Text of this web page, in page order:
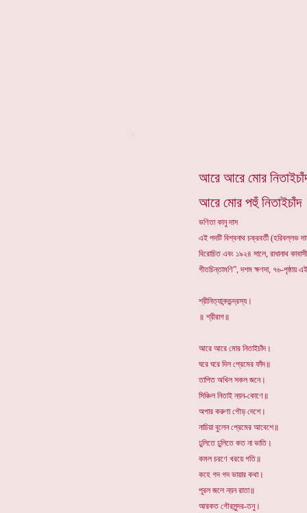
আরে আরে মোর
আরে মোর পহুঁ নিতাইচাঁদ
ভণিতা কানু দাস
এই পদটি বিশ্বনাথ চক্রবর্তী (হরিবল্লভ
বিরোচিত এবং ১৯২৪ সালে, রাধানাথ
গীতচিন্তামণি”, দশম ক্ষণদা, ৭৬-পৃষ্ঠায়
শ্রীনিত্যানন্দচন্দ্রস্য।
॥ শ্রীরাগ॥
আরে আরে মোর নিতাইচাঁদ।
ঘরে ঘরে দিল প্রেমের ফাঁদ॥
তাপিত অখিল সকল জনে।
সিঞ্চিল নিতাই নয়ন-কোণে॥
অপার করুণা গৌড় দেশে।
নাচিয়া বুলেন প্রেমের আবেশে॥
ঢুলিতে ঢুলিতে কত না ভাতি।
কমল চরণে খরয়ে গতি॥
কহে গদ গদ ভায়ার কথা।
পূরল জলে নয়ন রাতা॥
আরকত গৌরসুন্দর-তনু।